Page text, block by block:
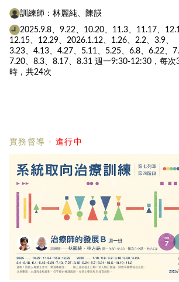
訓練師：林麗純、陳韺
2025.9.8、9.22、10.20、11.3、11.17、12.1
12.15、12.29、2026.1.12、1.26、2.2、3.9、
3.23、4.13、4.27、5.11、5.25、6.8、6.22、
7.20、8.3、8.17、8.31 週一9:30-12:30，每次
時，共24次
實務督導 - 進行中